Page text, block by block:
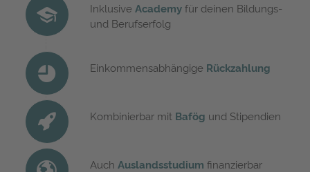
Inklusive Academyfür deinen Bildungs-
und Berufserfolg
Einkommensabhängige Rückzahlung
Kombinierbar mit Bafög und Stipendien
Auch Auslandsstudium finanzierbar